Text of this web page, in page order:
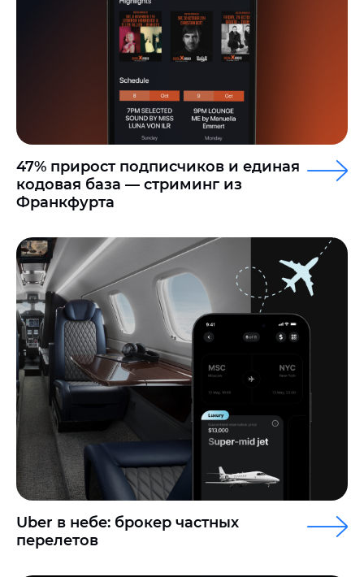
47% прирост подписчиков и единая
кодовая база — стриминг из
Франкфурта
Uber в небе: брокер частных
перелетов